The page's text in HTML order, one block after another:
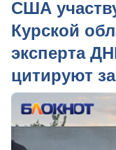
США
Курской
эксперта
цитируют